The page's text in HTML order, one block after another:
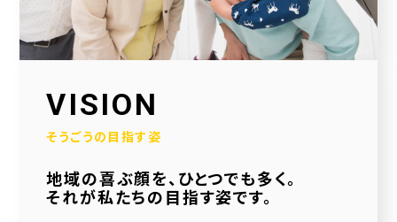
VISION
そうごうの目指す姿
地域の喜ぶ顔を、ひとつでも多く。
それが私たちの目指す姿です。